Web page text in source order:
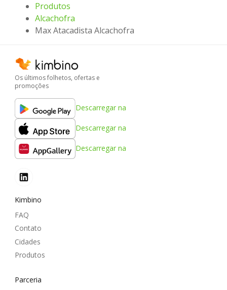
Produtos
Alcachofra
Max Atacadista Alcachofra
Os últimos folhetos, ofertas e
promoções
Descarregar na
Descarregar na
Descarregar na
Kimbino
FAQ
Contato
Cidades
Produtos
Parceria